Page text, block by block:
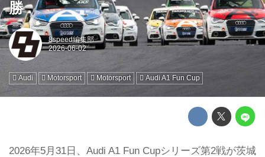
勝
8speed編集部
Audi Motorsport Motorsport Audi A1 Fun Cup
2026年5月31日、Audi A1 Fun Cupシリーズ第2戦が茨城